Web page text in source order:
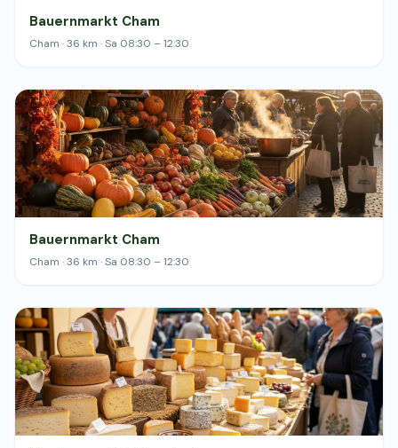
Bauernmarkt Cham
Cham · 36 km · Sa 08:30 – 12:30
Bauernmarkt Cham
Cham · 36 km · Sa 08:30 – 12:30